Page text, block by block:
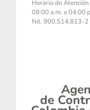
Horario de
08:00 a.m. a 04:00
Nit. 900.514.813-2